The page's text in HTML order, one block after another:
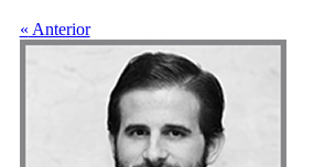
« Anterior